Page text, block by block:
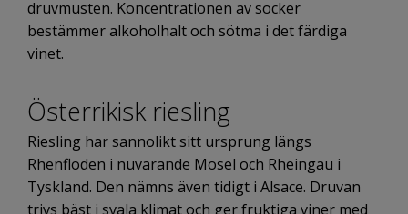
druvmusten. Koncentrationen av socker
bestämmer alkoholhalt och sötma i det färdiga
vinet.
Österrikisk riesling
Riesling har sannolikt sitt ursprung längs
Rhenfloden i nuvarande Mosel och Rheingau i
Tyskland. Den nämns även tidigt i Alsace. Druvan
trivs bäst i svala klimat och ger fruktiga viner med